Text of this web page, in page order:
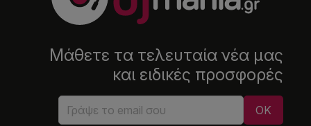
Μάθετε τα τελευταία νέα μας
και ειδικές προσφορές